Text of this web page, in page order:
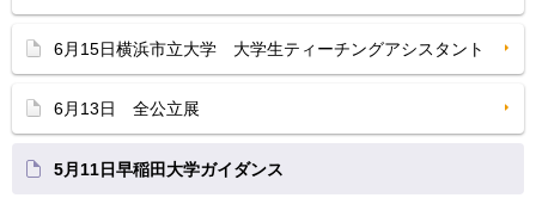
6月15日横浜市立大学 大学生ティーチングアシスタント
6月13日 全公立展
5月11日早稲田大学ガイダンス